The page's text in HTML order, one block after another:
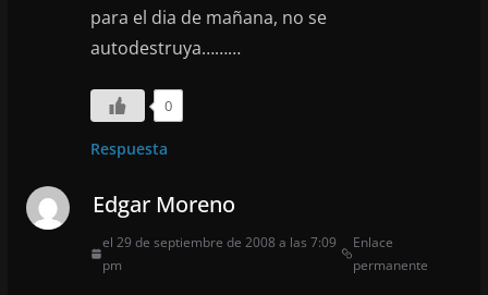
para el dia de mañana, no se
autodestruya………
0
Respuesta
Edgar Moreno
el 29 de septiembre de 2008 a las 7:09
pm
Enlace
permanente